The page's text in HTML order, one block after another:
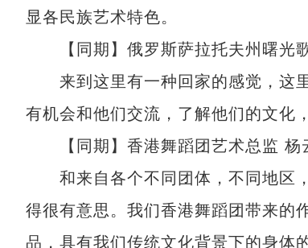
显各民族艺术特色。
【同期】俄罗斯萨拉托夫州曙光
来到这里有一种回家的感觉，这里
有机会和他们交流，了解他们的文化
【同期】香港舞蹈团艺术总监 杨
和来自各个不同团体，不同地区，
得很有意思。我们香港舞蹈团带来的
品，具有我们传统文化背景下的身体